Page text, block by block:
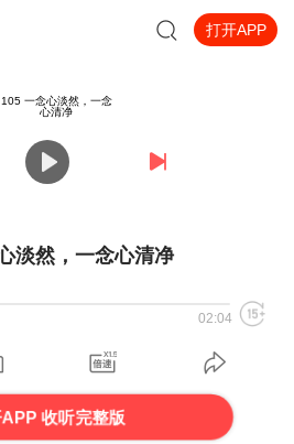
打开APP
淡然，一念心清净
02:04
收听完整版